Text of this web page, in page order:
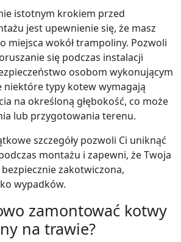
istotnym krokiem przed
jest upewnienie się, że masz
miejsca wokół trampoliny. Pozwoli
się podczas instalacji
osobom wykonującym
niektóre typy kotew wymagają
na określoną głębokość, co może
lub przygotowania terenu.
szczegóły pozwoli Ci uniknąć
montażu i zapewni, że Twoja
zakotwiczona,
wypadków.
zamontować kotwy
na trawie?